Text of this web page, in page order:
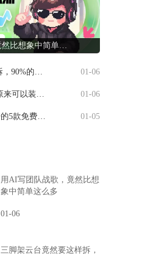
用AI写团队战歌，竟然比想象中简单这么多
三脚架云台竟然要这样拆，90%的摄影新手都做错了 01-06
AI工具服务器总崩溃？原来可以装进自己电脑里 01-06
让你的Windows效率翻倍的5款免费神器 01-05
用AI写团队战歌，竟然比想
象中简单这么多
01-06
三脚架云台竟然要这样拆，